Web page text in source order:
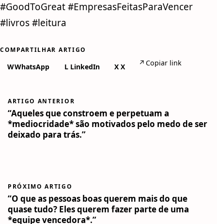
#GoodToGreat #EmpresasFeitasParaVencer
#livros #leitura
COMPARTILHAR ARTIGO
WWhatsApp L LinkedIn X X ↗ Copiar link
ARTIGO ANTERIOR
“Aqueles que constroem e perpetuam a
*mediocridade* são motivados pelo medo de ser
deixado para trás.”
PRÓXIMO ARTIGO
“O que as pessoas boas querem mais do que
quase tudo? Eles querem fazer parte de uma
*equipe vencedora*.”